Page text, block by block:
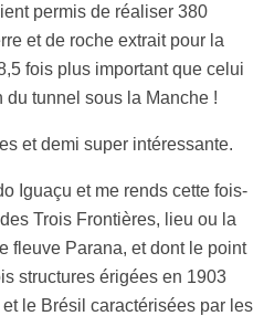
permis de réaliser 380
et de roche extrait pour la
fois plus important que celui
tunnel sous la Manche !
et demi super intéressante.
Iguaçu et me rends cette fois-
Trois Frontières, lieu ou la
fleuve Parana, et dont le point
structures érigées en 1903
le Brésil caractérisées par les